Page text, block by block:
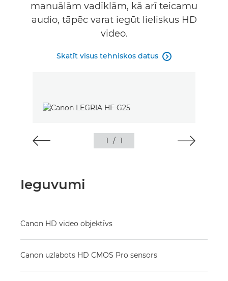
manuālām vadīklām, kā arī teicamu
audio, tāpēc varat iegūt lieliskus HD
video.
Skatīt visus tehniskos datus 
1 / 1
Ieguvumi
Canon HD video objektīvs
Canon uzlabots HD CMOS Pro sensors